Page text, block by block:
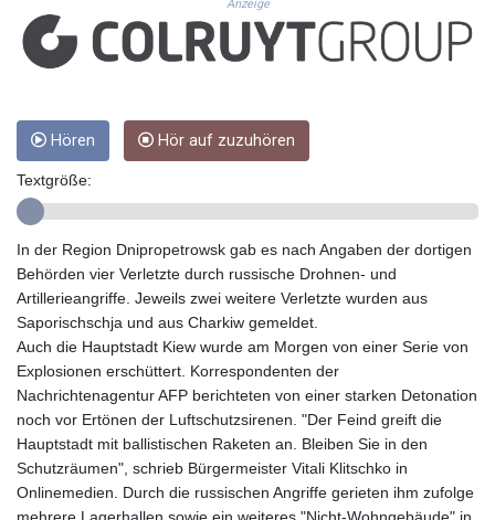
GHS 13.526832
GIP 0.857252
GTQ 8.794891
GYD 241.157003
HRK 7.536622
HTG 150.718127
HUF 363.096405
IDR 20580.370421
ILS 3.468234
IMP 0.857252
INR 110.076256
IQD 1509.981237
IRR
1590322.371805
ISK 142.598215
JEP 0.857252
JMD 183.057725
Anzeige
Hören Hör auf zuzuhören
Textgröße:
In der Region Dnipropetrowsk gab es nach Angaben der dortigen
Behörden vier Verletzte durch russische Drohnen- und
Artillerieangriffe. Jeweils zwei weitere Verletzte wurden aus
Saporischschja und aus Charkiw gemeldet.
Auch die Hauptstadt Kiew wurde am Morgen von einer Serie von
Explosionen erschüttert. Korrespondenten der
Nachrichtenagentur AFP berichteten von einer starken Detonation
noch vor Ertönen der Luftschutzsirenen. "Der Feind greift die
Hauptstadt mit ballistischen Raketen an. Bleiben Sie in den
Schutzräumen", schrieb Bürgermeister Vitali Klitschko in
Onlinemedien. Durch die russischen Angriffe gerieten ihm zufolge